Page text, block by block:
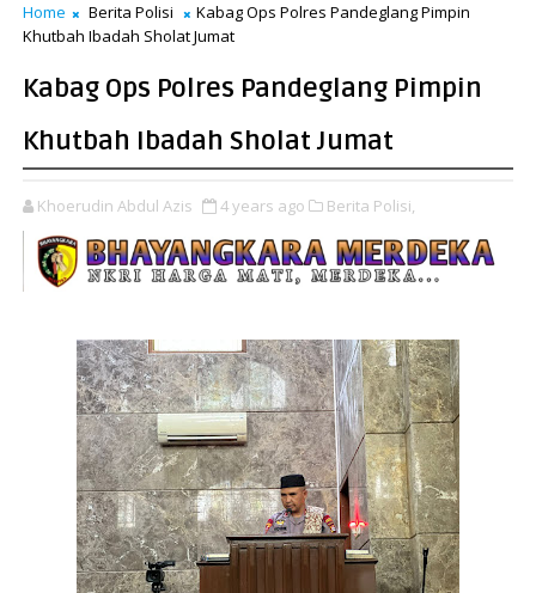
Home Berita Polisi
Kabag Ops Polres Pandeglang Pimpin
Khutbah Ibadah Sholat Jumat
Kabag Ops Polres Pandeglang Pimpin
Khutbah Ibadah Sholat Jumat
Khoerudin Abdul Azis 4 years ago Berita Polisi,